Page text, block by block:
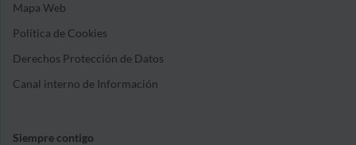
Mapa Web
Política de Cookies
Derechos Protección de Datos
Canal interno de Información
Siempre contigo